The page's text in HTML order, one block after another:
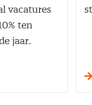
vacatures
ten
jaar.